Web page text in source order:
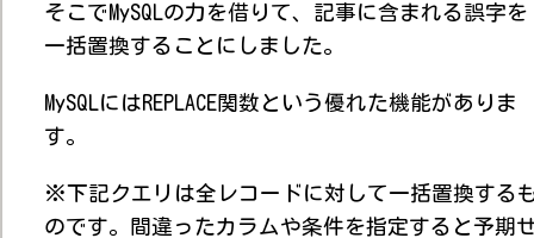
そこでMySQLの力を借りて、記事に含まれる誤字を
一括置換することにしました。
MySQLにはREPLACE関数という優れた機能がありま
す。
※下記クエリは全レコードに対して一括置換する
のです。間違ったカラムや条件を指定すると予期